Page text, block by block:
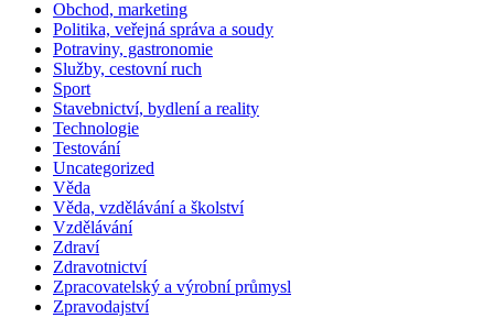
Obchod, marketing
Politika, veřejná správa a soudy
Potraviny, gastronomie
Služby, cestovní ruch
Sport
Stavebnictví, bydlení a reality
Technologie
Testování
Uncategorized
Věda
Věda, vzdělávání a školství
Vzdělávání
Zdraví
Zdravotnictví
Zpracovatelský a výrobní průmysl
Zpravodajství